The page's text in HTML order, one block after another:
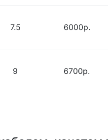
7.5 6000р.
9 6700р.